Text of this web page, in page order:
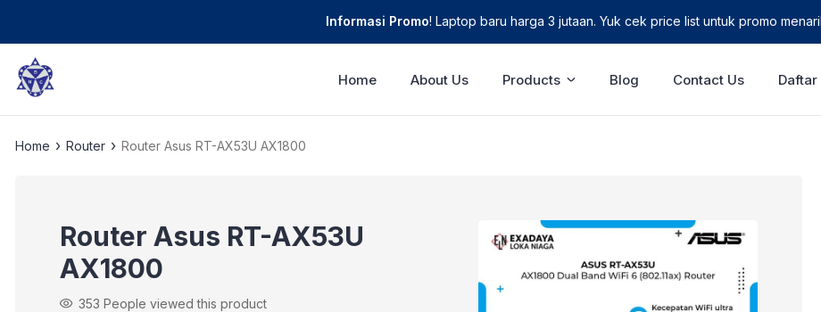
Informasi Promo! Laptop baru harga 3 jutaan. Yuk cek price list untuk promo
Home About Us Products Blog Contact Us
Home › Router › Router Asus RT-AX53U AX1800
Router Asus RT-AX53U
AX1800
353 People viewed this product